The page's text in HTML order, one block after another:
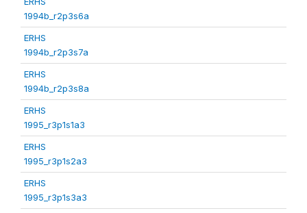
1994b_r2p3s6a
ERHS
1994b_r2p3s7a
ERHS
1994b_r2p3s8a
ERHS
1995_r3p1s1a3
ERHS
1995_r3p1s2a3
ERHS
1995_r3p1s3a3